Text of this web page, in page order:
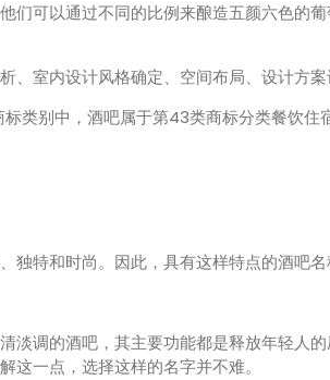
可以通过不同的比例来酿造五颜六色的
室内设计风格确定、空间布局、设计方案
别中，酒吧属于第43类商标分类餐饮住
特和时尚。因此，具有这样特点的酒吧名
调的酒吧，其主要功能都是释放年轻人
这一点，选择这样的名字并不难。